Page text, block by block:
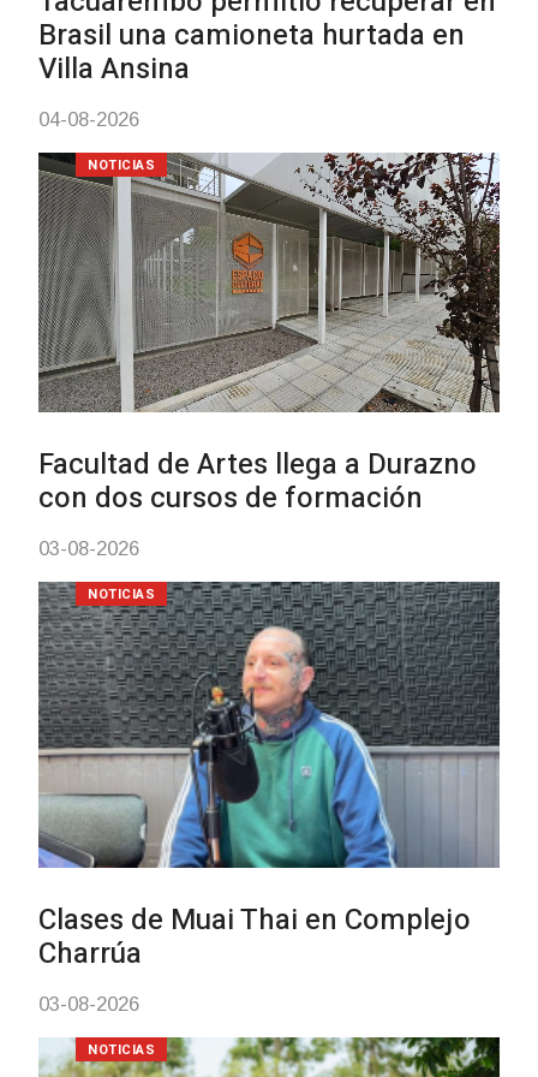
Brasil una camioneta hurtada en
Villa Ansina
04-08-2026
Facultad de Artes llega a Durazno
con dos cursos de formación
03-08-2026
NOTICIAS
Clases de Muai Thai en Complejo
Charrúa
03-08-2026
NOTICIAS
NOTICIAS